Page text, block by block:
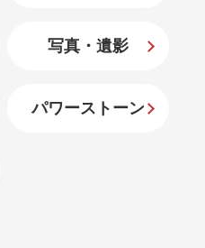
写真・遺影
パワーストーン